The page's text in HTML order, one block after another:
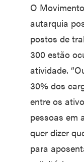
O
autarquia
postos de
300 estão
atividade.
30% dos
entre os
pessoas em
quer dizer
para